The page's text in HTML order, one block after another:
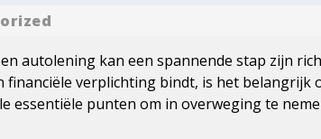
autolening kan een spannende stap zijn
financiële verplichting bindt, is het
essentiële punten om in overweging te